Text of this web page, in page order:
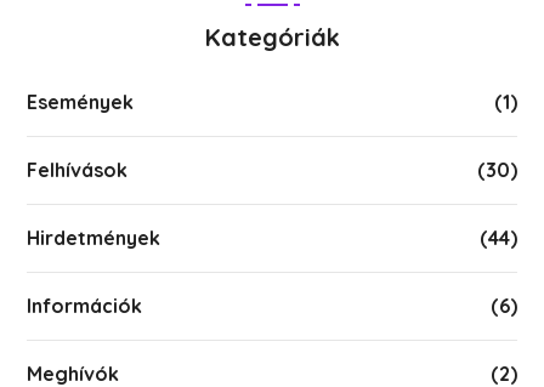
Kategóriák
Események (1)
Felhívások (30)
Hirdetmények (44)
Információk (6)
Meghívók (2)